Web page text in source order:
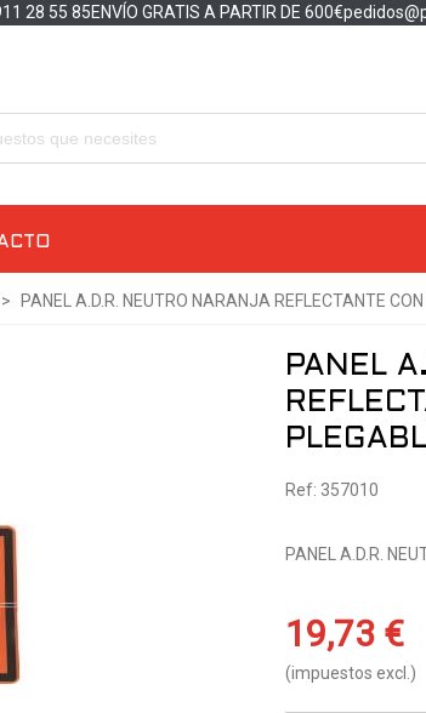
28 55 85ENVÍO GRATIS A PARTIR DE 600€
> PANEL A.D.R. NEUTRO NARANJA REFLECTANTE
PANEL
Ref: 357010
PANEL A.D.R.
19,73 €
(impuestos excl.)